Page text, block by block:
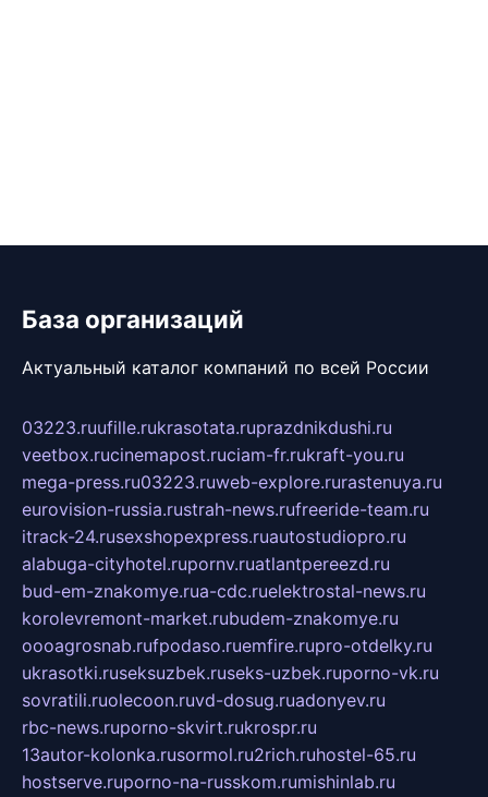
База организаций
Актуальный каталог компаний по всей России
03223.ruufille.rukrasotata.ruprazdnikdushi.ru
veetbox.rucinemapost.ruciam-fr.rukraft-you.ru
mega-press.ru03223.ruweb-explore.rurastenuya.ru
eurovision-russia.rustrah-news.rufreeride-team.ru
itrack-24.rusexshopexpress.ruautostudiopro.ru
alabuga-cityhotel.rupornv.ruatlantpereezd.ru
bud-em-znakomye.rua-cdc.ruelektrostal-news.ru
korolevremont-market.rubudem-znakomye.ru
oooagrosnab.rufpodaso.ruemfire.rupro-otdelky.ru
ukrasotki.ruseksuzbek.ruseks-uzbek.ruporno-vk.ru
sovratili.ruolecoon.ruvd-dosug.ruadonyev.ru
rbc-news.ruporno-skvirt.rukrospr.ru
13autor-kolonka.rusormol.ru2rich.ruhostel-65.ru
hostserve.ruporno-na-russkom.rumishinlab.ru